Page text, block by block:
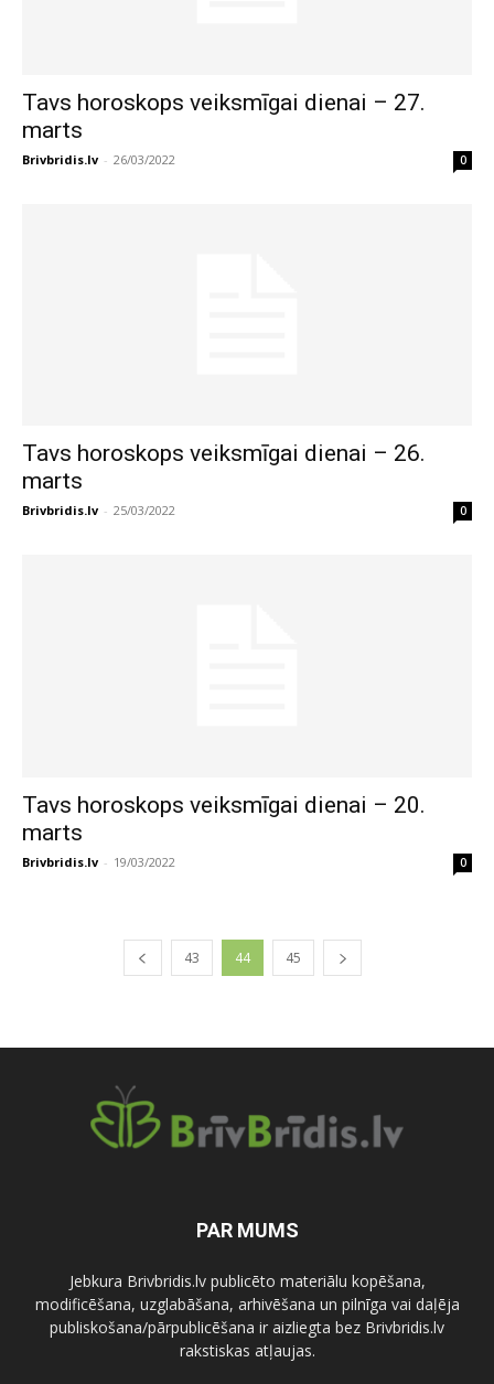
Tavs horoskops veiksmīgai dienai – 27.
marts
Brivbridis.lv - 26/03/2022 0
Tavs horoskops veiksmīgai dienai – 26.
marts
Brivbridis.lv - 25/03/2022 0
Tavs horoskops veiksmīgai dienai – 20.
marts
Brivbridis.lv - 19/03/2022 0
43 44 45
PAR MUMS
Jebkura Brivbridis.lv publicēto materiālu kopēšana,
modificēšana, uzglabāšana, arhivēšana un pilnīga vai daļēja
publiskošana/pārpublicēšana ir aizliegta bez Brivbridis.lv
rakstiskas atļaujas.